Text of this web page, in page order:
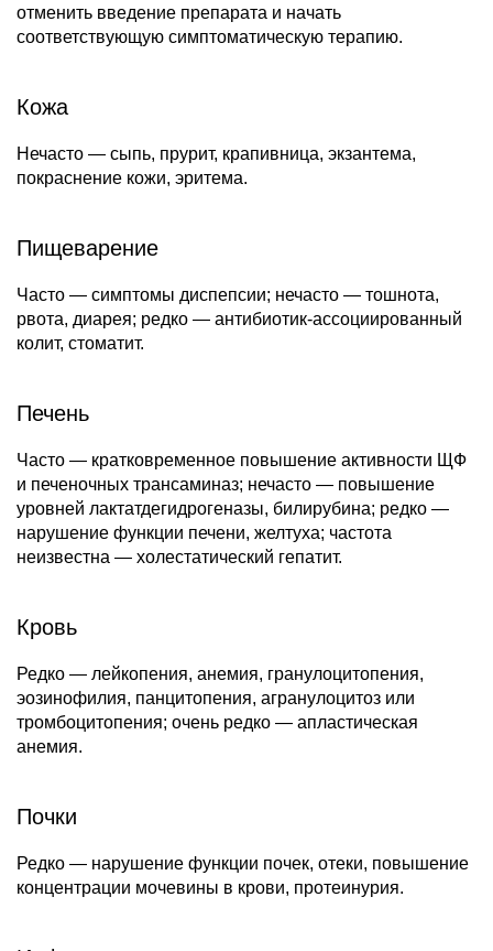
отменить введение препарата и начать
соответствующую симптоматическую терапию.
Кожа
Нечасто — сыпь, прурит, крапивница, экзантема,
покраснение кожи, эритема.
Пищеварение
Часто — симптомы диспепсии; нечасто — тошнота,
рвота, диарея; редко — антибиотик-ассоциированный
колит, стоматит.
Печень
Часто — кратковременное повышение активности ЩФ
и печеночных трансаминаз; нечасто — повышение
уровней лактатдегидрогеназы, билирубина; редко —
нарушение функции печени, желтуха; частота
неизвестна — холестатический гепатит.
Кровь
Редко — лейкопения, анемия, гранулоцитопения,
эозинофилия, панцитопения, агранулоцитоз или
тромбоцитопения; очень редко — апластическая
анемия.
Почки
Редко — нарушение функции почек, отеки, повышение
концентрации мочевины в крови, протеинурия.